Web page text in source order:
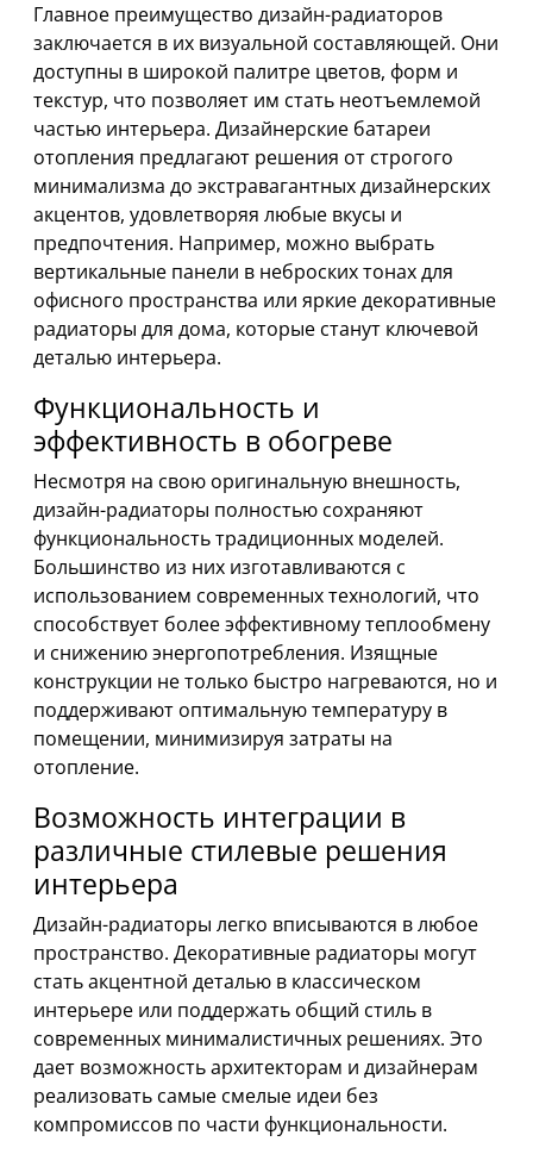
Главное преимущество дизайн-радиаторов
заключается в их визуальной составляющей. Они
доступны в широкой палитре цветов, форм и
текстур, что позволяет им стать неотъемлемой
частью интерьера. Дизайнерские батареи
отопления предлагают решения от строгого
минимализма до экстравагантных дизайнерских
акцентов, удовлетворяя любые вкусы и
предпочтения. Например, можно выбрать
вертикальные панели в неброских тонах для
офисного пространства или яркие декоративные
радиаторы для дома, которые станут ключевой
деталью интерьера.
Функциональность и
эффективность в обогреве
Несмотря на свою оригинальную внешность,
дизайн-радиаторы полностью сохраняют
функциональность традиционных моделей.
Большинство из них изготавливаются с
использованием современных технологий, что
способствует более эффективному теплообмену
и снижению энергопотребления. Изящные
конструкции не только быстро нагреваются, но и
поддерживают оптимальную температуру в
помещении, минимизируя затраты на
отопление.
Возможность интеграции в
различные стилевые решения
интерьера
Дизайн-радиаторы легко вписываются в любое
пространство. Декоративные радиаторы могут
стать акцентной деталью в классическом
интерьере или поддержать общий стиль в
современных минималистичных решениях. Это
дает возможность архитекторам и дизайнерам
реализовать самые смелые идеи без
компромиссов по части функциональности.